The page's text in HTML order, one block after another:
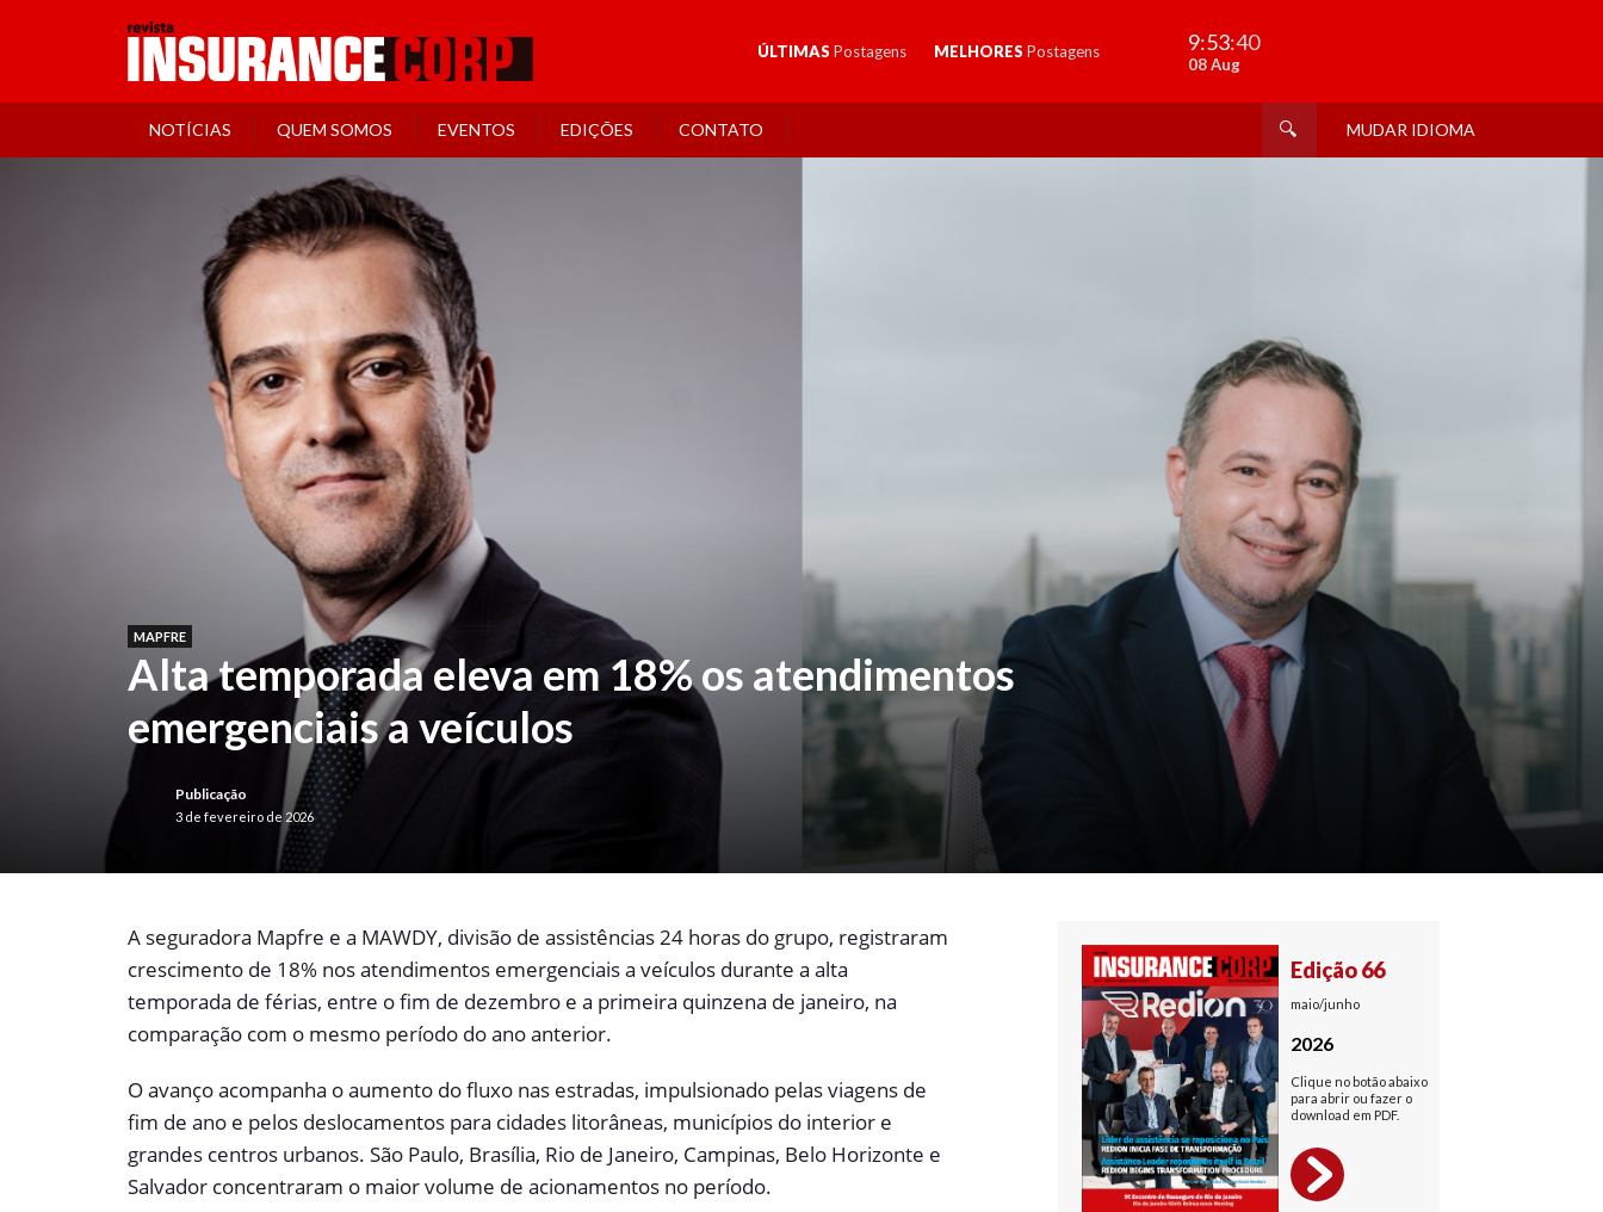
ÚLTIMAS Postagens MELHORES Postagens 9:53:41
08 Aug
NOTÍCIAS QUEM SOMOS EVENTOS EDIÇÕES CONTATO MUDAR IDIOMA
MAPFRE
Alta temporada eleva em 18% os atendimentos
emergenciais a veículos
Publicação
3 de fevereiro de 2026
A seguradora Mapfre e a MAWDY, divisão de assistências 24 horas do grupo, registraram
crescimento de 18% nos atendimentos emergenciais a veículos durante a alta
temporada de férias, entre o fim de dezembro e a primeira quinzena de janeiro, na
comparação com o mesmo período do ano anterior.
O avanço acompanha o aumento do fluxo nas estradas, impulsionado pelas viagens de
fim de ano e pelos deslocamentos para cidades litorâneas, municípios do interior e
grandes centros urbanos. São Paulo, Brasília, Rio de Janeiro, Campinas, Belo Horizonte e
Salvador concentraram o maior volume de acionamentos no período.